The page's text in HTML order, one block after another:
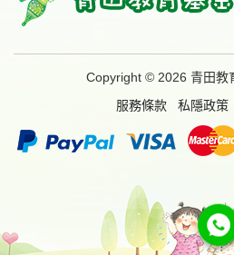
Copyright © 2026 青田教
服務條款
私隱政策